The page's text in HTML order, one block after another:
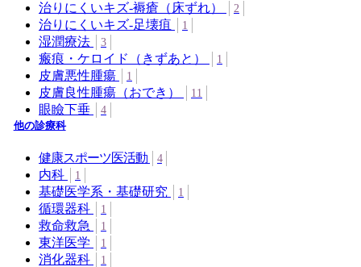
治りにくいキズ-褥瘡（床ずれ） 2
治りにくいキズ-足壊疽 1
湿潤療法 3
瘢痕・ケロイド（きずあと） 1
皮膚悪性腫瘍 1
皮膚良性腫瘍（おでき） 11
眼瞼下垂
4
他の診療科
健康スポーツ医活動 4
内科 1
基礎医学系・基礎研究 1
循環器科 1
救命救急 1
東洋医学 1
消化器科 1